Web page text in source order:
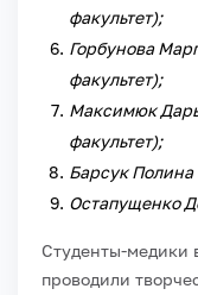
факультет);
Горбунова
факультет);
Максимюк
факультет);
Барсук Полина
Остапущенко
Студенты-медики
проводили